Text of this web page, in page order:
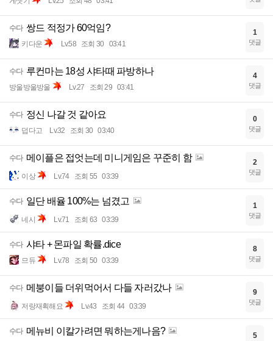
수다 쌍드 적정가 60억임?
키다운 Lv.58 조회 30 03:41
1
댓글
수다 루컨마는 18성 샤타때 파방하나
방울방울방울 Lv.27 조회 29 03:41
4
댓글
수다 정신 나갈 것 같아요
덥다고 Lv.32 조회 30 03:40
0
댓글
수다 메이플은 접엇는데 미니게임은 꾸준히 함
이상 Lv.74 조회 55 03:39
2
댓글
수다 일단 배율 100%는 넘겼고
네시 Lv.71 조회 63 03:39
1
댓글
수다 샤타 + 몬파일 확률.dice
므듀 Lv.78 조회 50 03:39
8
댓글
수다 메붕이들 더위먹어서 다들 자러갔나
저랑재획해요 Lv.43 조회 44 03:39
9
댓글
수다 메뉴비 이칼가려면 뭐하는게나음? 5